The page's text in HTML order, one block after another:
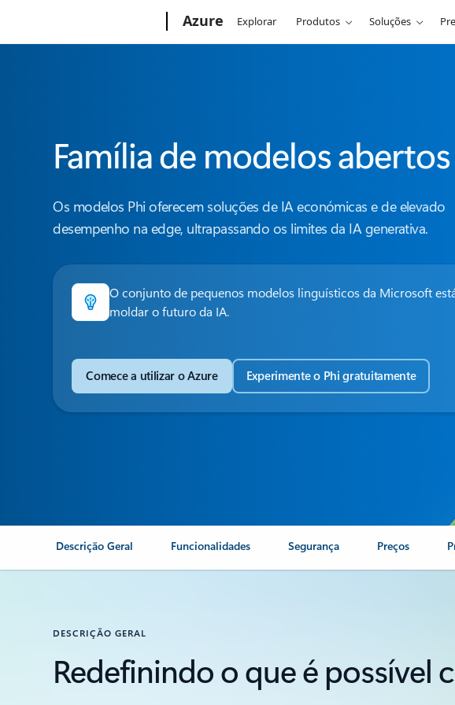
Azure Explorar Produtos Soluções
Família de modelos
Os modelos Phi oferecem soluções de IA económicas e de elevado
desempenho na edge, ultrapassando os limites da IA generativa.
O conjunto de pequenos modelos linguísticos da Microsoft
moldar o futuro da IA.
Comece a utilizar o Azure Experimente o Phi gratuitamente
Descrição Geral Funcionalidades Segurança Preços
DESCRIÇÃO GERAL
Redefinindo o que é possível